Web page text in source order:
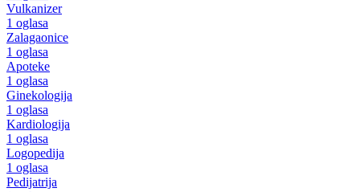
Vulkanizer
1 oglasa
Zalagaonice
1 oglasa
Apoteke
1 oglasa
Ginekologija
1 oglasa
Kardiologija
1 oglasa
Logopedija
1 oglasa
Pedijatrija